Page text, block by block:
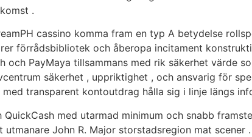
.
cassino komma fram en typ A betydelse
förrådsbibliotek och åberopa incitament
och PayMaya tillsammans med rik säkerhet värde
säkerhet , uppriktighet , och ansvarig för
transparent kontoutdrag hålla sig i linje längs
med utarmad minimum och snabb
John R. Major storstadsregion mat scener